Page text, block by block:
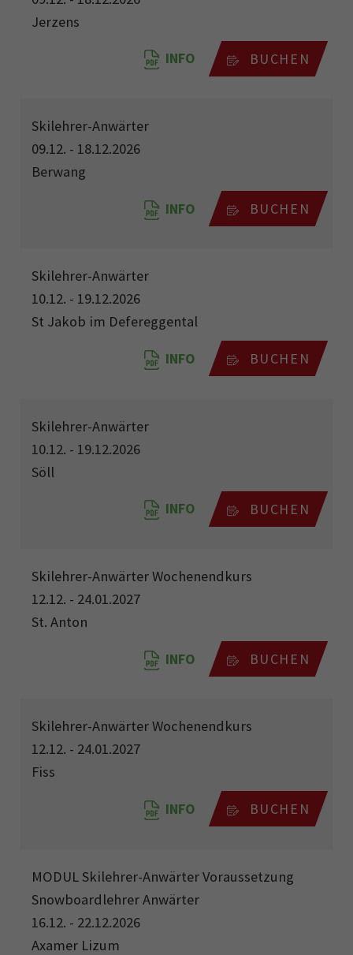
Jerzens
INFO BUCHEN
Skilehrer-Anwärter
09.12. - 18.12.2026
Berwang
INFO BUCHEN
Skilehrer-Anwärter
10.12. - 19.12.2026
St Jakob im Defereggental
INFO BUCHEN
Skilehrer-Anwärter
10.12. - 19.12.2026
Söll
INFO BUCHEN
Skilehrer-Anwärter Wochenendkurs
12.12. - 24.01.2027
St. Anton
INFO BUCHEN
Skilehrer-Anwärter Wochenendkurs
12.12. - 24.01.2027
Fiss
INFO BUCHEN
MODUL Skilehrer-Anwärter Voraussetzung
Snowboardlehrer Anwärter
16.12. - 22.12.2026
Axamer Lizum